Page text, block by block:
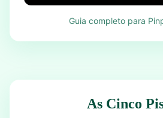
Guia completo para
As Cinco